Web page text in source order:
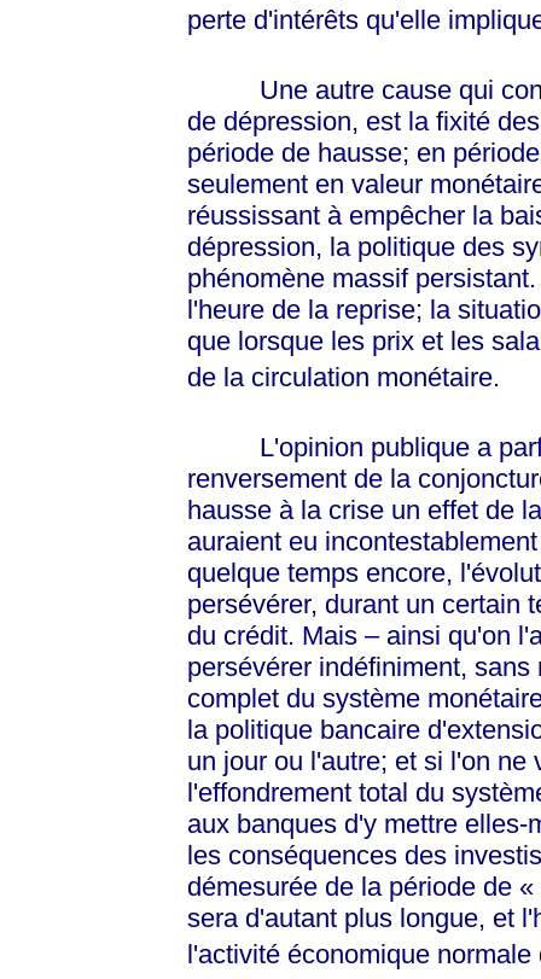
perte d'intérêts qu'elle
Une autre cause qui
de dépression, est la fixité
période de hausse; en
seulement en valeur
réussissant à empêcher la
dépression, la politique des
phénomène massif
l'heure de la reprise; la
que lorsque les prix et les
de la circulation monétaire.
L'opinion publique a
renversement de la
hausse à la crise un effet de
auraient eu
quelque temps encore,
persévérer, durant un certain
du crédit. Mais – ainsi qu'on
persévérer indéfiniment,
complet du système
la politique bancaire
un jour ou l'autre; et si l'on ne
l'effondrement total du
aux banques d'y mettre
les conséquences des
démesurée de la période de «
sera d'autant plus longue, et
l'activité économique